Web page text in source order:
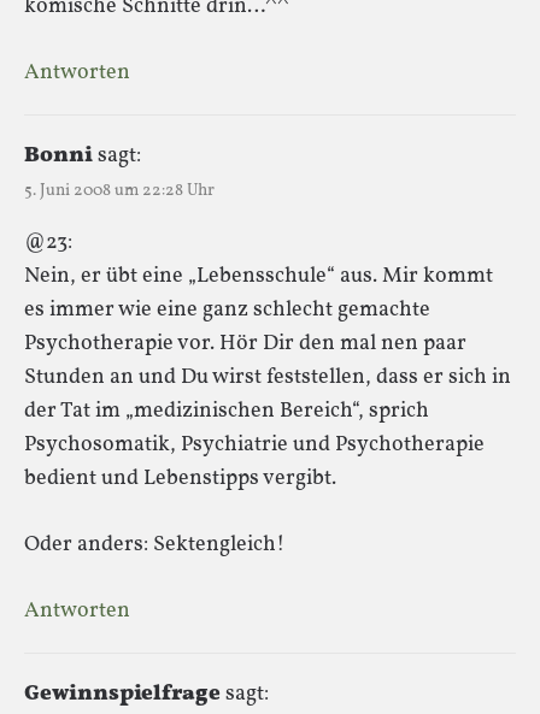
komische Schnitte drin…^^
Antworten
Bonnisagt:
5. Juni 2008 um 22:28 Uhr
@23:
Nein, er übt eine „Lebensschule“ aus. Mir kommt
es immer wie eine ganz schlecht gemachte
Psychotherapie vor. Hör Dir den mal nen paar
Stunden an und Du wirst feststellen, dass er sich in
der Tat im „medizinischen Bereich“, sprich
Psychosomatik, Psychiatrie und Psychotherapie
bedient und Lebenstipps vergibt.
Oder anders: Sektengleich!
Antworten
Gewinnspielfragesagt: